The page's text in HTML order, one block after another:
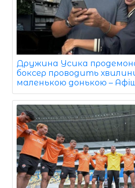
Дружина Усика
боксер проводить
маленькою донькою –